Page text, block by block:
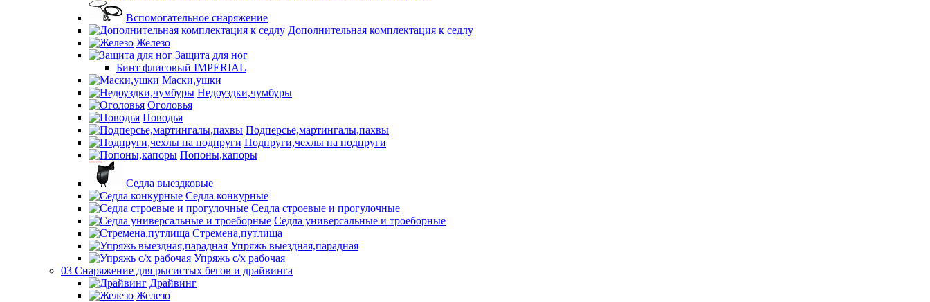
Вспомогательное снаряжение
Дополнительная комплектация к седлу
Железо
Защита для ног
Бинт флисовый IMPERIAL
Маски,ушки
Недоуздки,чумбуры
Оголовья
Поводья
Подперсье,мартингалы,пахвы
Подпруги,чехлы на подпруги
Попоны,капоры
Седла выездковые
Седла конкурные
Седла строевые и прогулочные
Седла универсальные и троеборные
Стремена,путлища
Упряжь выездная,парадная
Упряжь с/х рабочая
03 Снаряжение для рысистых бегов и драйвинга
Драйвинг
Железо